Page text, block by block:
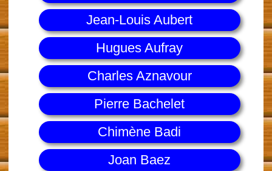
Jean-Louis Aubert
Hugues Aufray
Charles Aznavour
Pierre Bachelet
Chimène Badi
Joan Baez